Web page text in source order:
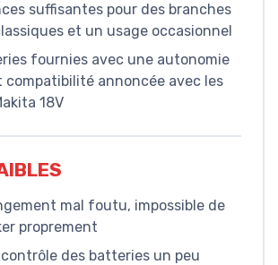
suffisantes pour des branches
et un usage occasionnel
fournies avec une autonomie
compatibilité annoncée avec les
18V
mal foutu, impossible de
proprement
des batteries un peu